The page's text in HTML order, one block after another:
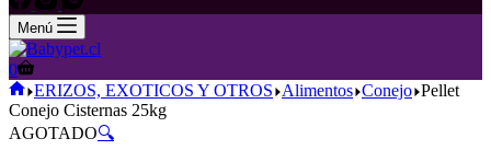
Menú
Carro
de
compra
0
Inicio
ERIZOS, EXOTICOS Y OTROS Alimentos Conejo Pellet
Conejo Cisternas 25kg
AGOTADO🔍